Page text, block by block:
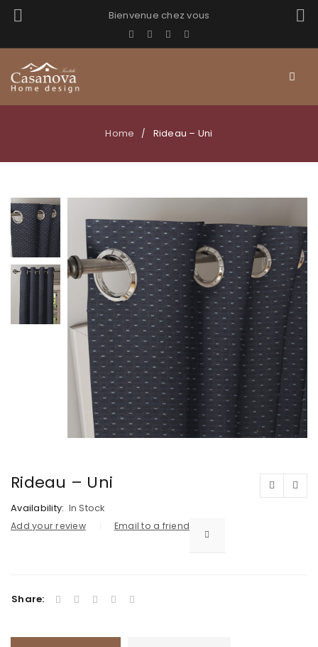
Bienvenue chez vous
Home / Rideau – Uni
Rideau – Uni
Availability: In Stock
Add your review Email to a friend
Share: